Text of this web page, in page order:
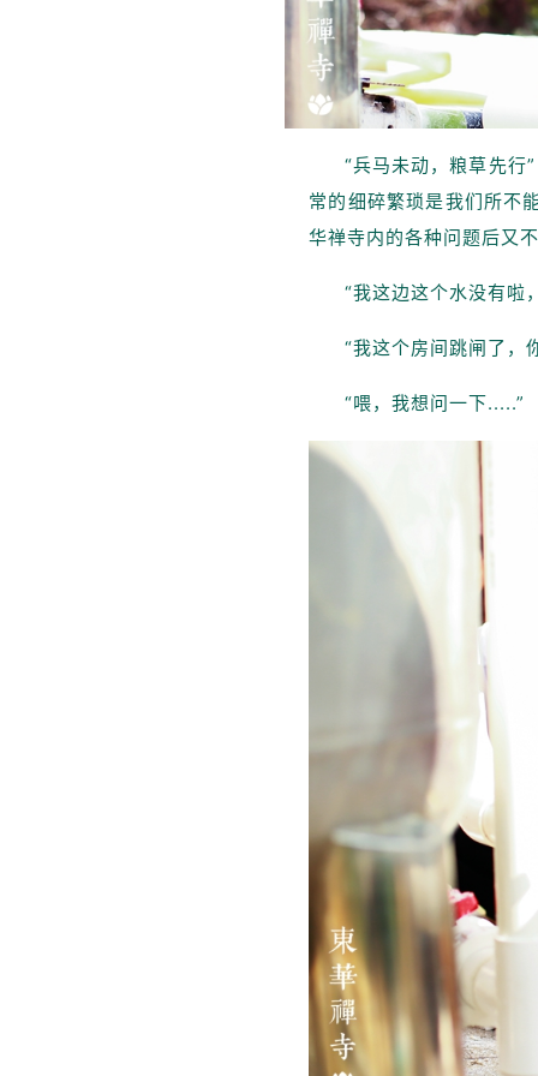
“兵马未动，粮草先行
常的细碎繁琐是我们所不
华禅寺内的各种问题后又
“我这边这个水没有啦
“我这个房间跳闸了，
“喂，我想问一下.....”